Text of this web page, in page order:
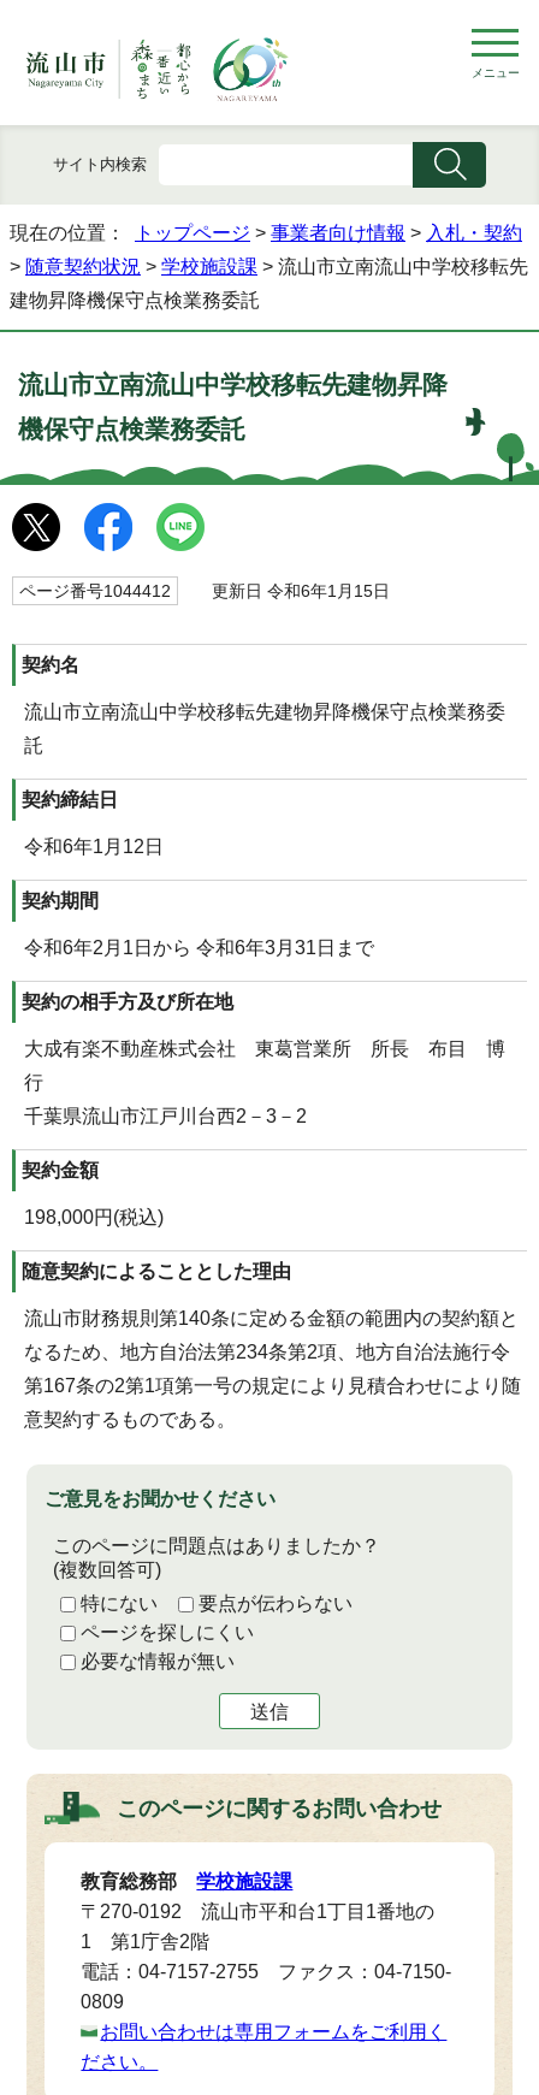
メニュー
サイト内検索
現在の位置： トップページ > 事業者向け情報 > 入札・契約
> 随意契約状況 > 学校施設課 > 流山市立南流山中学校移転先
建物昇降機保守点検業務委託
流山市立南流山中学校移転先建物昇降
機保守点検業務委託
ページ番号1044412 更新日 令和6年1月15日
契約名
流山市立南流山中学校移転先建物昇降機保守点検業務委
託
契約締結日
令和6年1月12日
契約期間
令和6年2月1日から 令和6年3月31日まで
契約の相手方及び所在地
大成有楽不動産株式会社 東葛営業所 所長 布目 博
行
千葉県流山市江戸川台西2－3－2
契約金額
198,000円(税込)
随意契約によることとした理由
流山市財務規則第140条に定める金額の範囲内の契約額と
なるため、地方自治法第234条第2項、地方自治法施行令
第167条の2第1項第一号の規定により見積合わせにより随
意契約するものである。
ご意見をお聞かせください
このページに問題点はありましたか？
(複数回答可)
特にない
要点が伝わらない
ページを探しにくい
必要な情報が無い
送信
このページに関するお問い合わせ
教育総務部学校施設課
〒270-0192 流山市平和台1丁目1番地の
1 第1庁舎2階
電話：04-7157-2755 ファクス：04-7150-
0809
お問い合わせは専用フォームをご利用く
ださい。